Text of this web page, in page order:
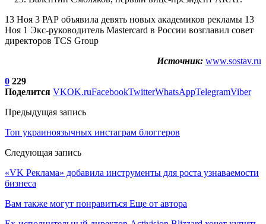
13 Ноя 3 РАР объявила девять новых академиков рекламы 13
Ноя 1 Экс-руководитель Mastercard в России возглавил совет
директоров TCS Group
Источник: www.sostav.ru
0 229
Поделится VKOK.ruFacebookTwitterWhatsAppTelegramViber
Предыдущая запись
Топ украиноязычных инстаграм блоггеров
Следующая запись
«VK Реклама» добавила инструменты для роста узнаваемости
бизнеса
Вам также могут понравиться Еще от автора